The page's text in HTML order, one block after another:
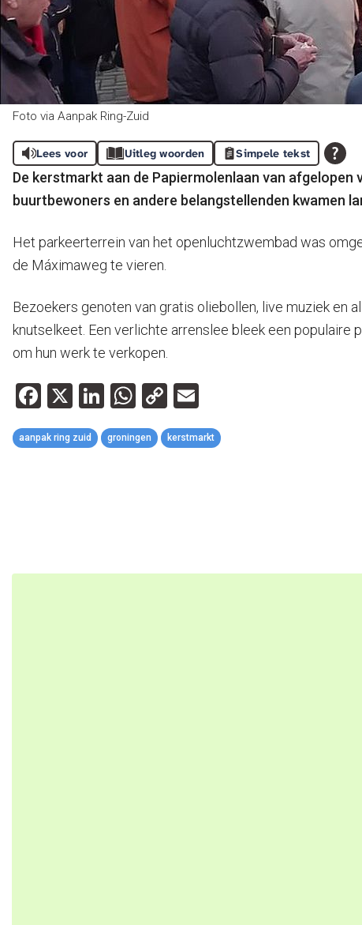
Foto via Aanpak Ring-Zuid
Lees voor Uitleg woorden Simpele tekst
De kerstmarkt aan de Papiermolenlaan van
buurtbewoners en andere belangstellenden kwamen
Het parkeerterrein van het openluchtzwembad was
de Máximaweg te vieren.
Bezoekers genoten van gratis oliebollen, live muziek en
knutselkeet. Een verlichte arrenslee bleek een populaire
om hun werk te verkopen.
Facebook
X LinkedIn
WhatsApp
Copy
Link
aanpak ring zuid groningen kerstmarkt